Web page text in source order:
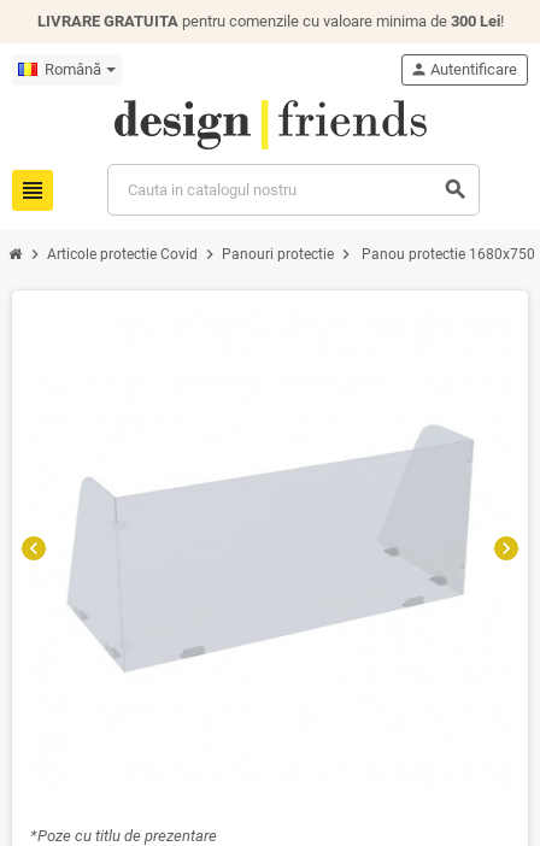
LIVRARE GRATUITApentru comenzile cu valoare minima de 300 Lei!
Română
view_headline search
person Autentificare
chevron_right Articole protectie Covid chevron_right Panouri protectie chevron_right Panou protectie
chevron_left chevron_right
*Poze cu titlu de prezentare